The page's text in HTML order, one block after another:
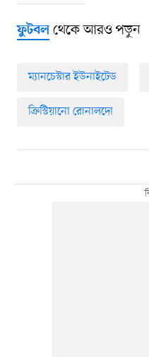
ফুটবলথেকে আরও পড়ুন
ম্যানচেস্টার ইউনাইটেড
ক্রিস্টিয়ানো রোনালদো